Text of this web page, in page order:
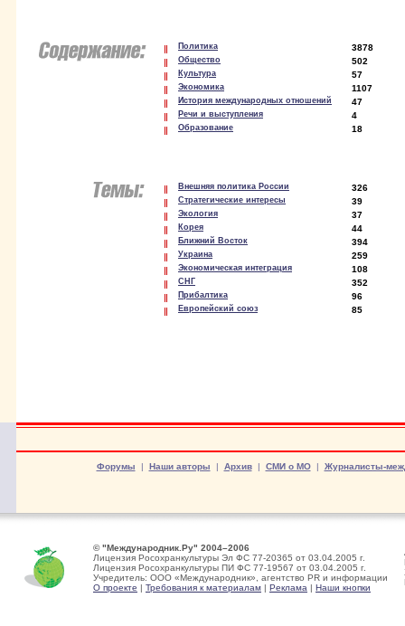
Политика 3878
Общество 502
Культура 57
Экономика 1107
История международных отношений 47
Речи и выступления 4
Образование 18
Внешняя политика России 326
Стратегические интересы 39
Экология 37
Корея 44
Ближний Восток 394
Украина 259
Экономическая интеграция 108
СНГ 352
Прибалтика 96
Европейский союз 85
Форумы | Наши авторы | Архив| СМИ о МО| Журналисты-
© "Международник.Ру" 2004–2006
Лицензия Росохранкультуры Эл ФС 77-20365 от 03.04.2005 г.
Лицензия Росохранкультуры ПИ ФС 77-19567 от 03.04.2005 г.
Учредитель: ООО «Международник», агентство PR и информации
О проекте | Требования к материалам | Реклама | Наши кнопки